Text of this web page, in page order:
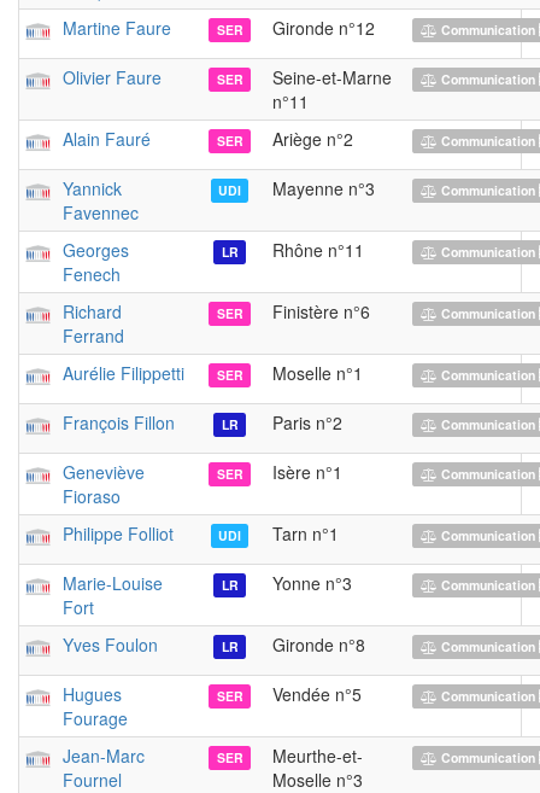
Martine Faure
SER Gironde n°12
Olivier Faure SER
Seine-et-Marne
n°11
Alain Fauré SER Ariège n°2
Yannick
Favennec
UDI Mayenne n°3
Georges
Fenech
LR Rhône n°11
Richard
Ferrand
SER Finistère n°6
Aurélie Filippetti SER Moselle n°1
François Fillon LR Paris n°2
Geneviève
Fioraso
SER Isère n°1
Philippe Folliot UDI Tarn n°1
Marie-Louise
Fort
LR Yonne n°3
Yves Foulon LR Gironde n°8
Hugues
Fourage
SER Vendée n°5
Jean-Marc
Fournel
SER
Meurthe-et-
Moselle n°3